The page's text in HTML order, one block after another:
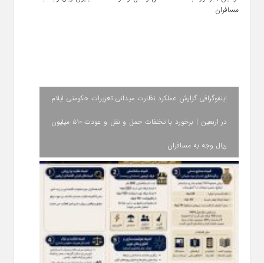
اینفوگرافی گزارش عملکرد نظارت میدانی تعزیرات حکومتی ایلام
در اربعین | برخورد با تخلفات حمل‌ و نقل و عودت ۵۱۰ میلیون
ریال وجه به مسافران